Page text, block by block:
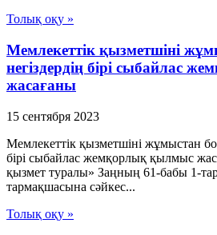
Толық оқу »
Мемлекеттік қызметшіні
негіздердің бірі сыбайлас
жасағаны
15 сентября 2023
Мемлекеттік қызметшіні жұмыстан
бірі сыбайлас жемқорлық қылмыс
қызмет туралы» Заңның 61-бабы 1-
тармақшасына сәйкес...
Толық оқу »